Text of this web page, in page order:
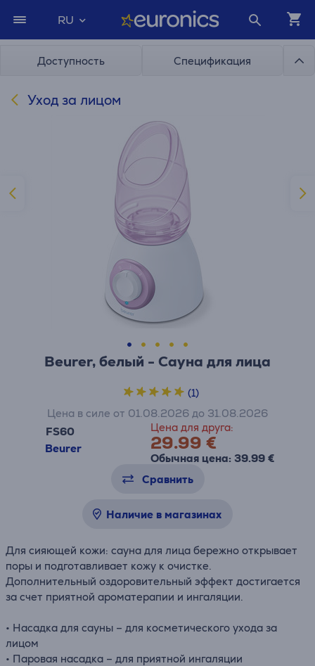
RU
Доступность Спецификация
Уход за лицом
Beurer, белый - Сауна для лица
FS60
Beurer
Цена для друга:
29.99 €
Обычная цена: 39.99 €
Цена в силе от 01.08.2026 до 31.08.2026
(1)
Сравнить
Наличие в магазинах
Для сияющей кожи: сауна для лица бережно открывает
поры и подготавливает кожу к очистке.
Дополнительный оздоровительный эффект достигается
за счет приятной ароматерапии и ингаляции.
• Насадка для сауны – для косметического ухода за
лицом
• Паровая насадка – для приятной ингаляции